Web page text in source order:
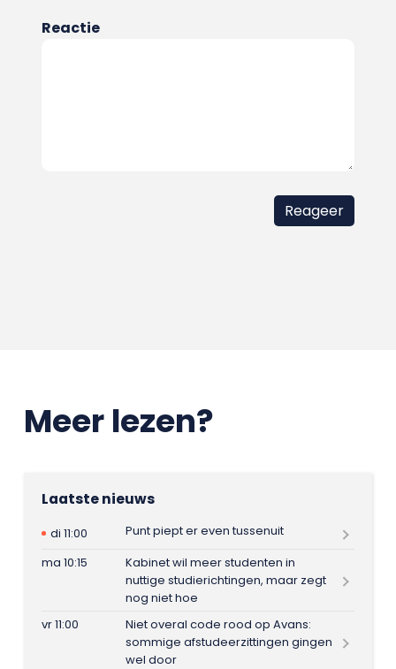
Reactie
Meer lezen?
Laatste nieuws
di 11:00
Punt piept er even tussenuit
ma 10:15
Kabinet wil meer studenten in
nuttige studierichtingen, maar zegt
nog niet hoe
vr 11:00
Niet overal code rood op Avans:
sommige afstudeerzittingen gingen
wel door